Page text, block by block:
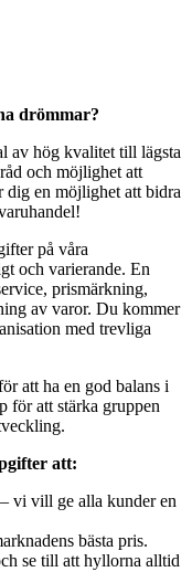
drömmar?
av hög kvalitet till lägsta
och möjlighet att
en möjlighet att bidra
på våra
och varierande. En
prismärkning,
av varor. Du kommer
med trevliga
att ha en god balans i
för att stärka gruppen
att:
vi vill ge alla kunder en
bästa pris.
se till att hyllorna alltid